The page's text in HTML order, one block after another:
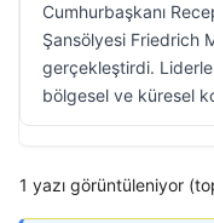
Cumhurbaşkanı
Şansölyesi Friedrich
gerçekleştirdi.
bölgesel ve küresel
1 yazı görüntüleniyor